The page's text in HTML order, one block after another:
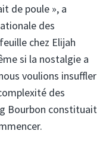
de poule », a
des
chez Elijah
si la nostalgie a
voulions insuffler
des
Bourbon constituait